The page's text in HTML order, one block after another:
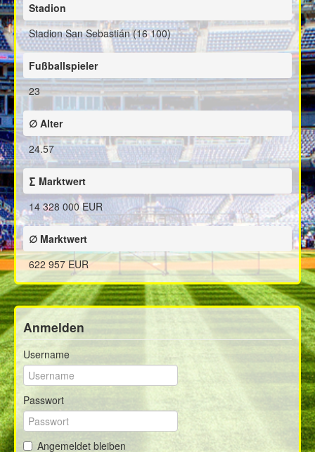
Stadion
Stadion San Sebastián (16 100)
Fußballspieler
23
∅ Alter
24.57
∑ Marktwert
14 328 000 EUR
∅ Marktwert
622 957 EUR
Anmelden
Username
Passwort
Angemeldet bleiben